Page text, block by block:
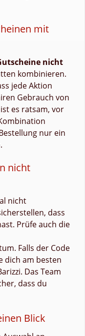
mit
nicht
kombinieren.
jede Aktion
Gebrauch von
es ratsam, vor
nur ein
nicht
nicht
dass
Prüfe auch die
Falls der Code
dich am besten
Das Team
dass du
Blick